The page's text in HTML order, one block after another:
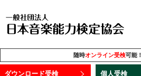
随時オンライン受検可能！
ダウンロード受検 個人受検